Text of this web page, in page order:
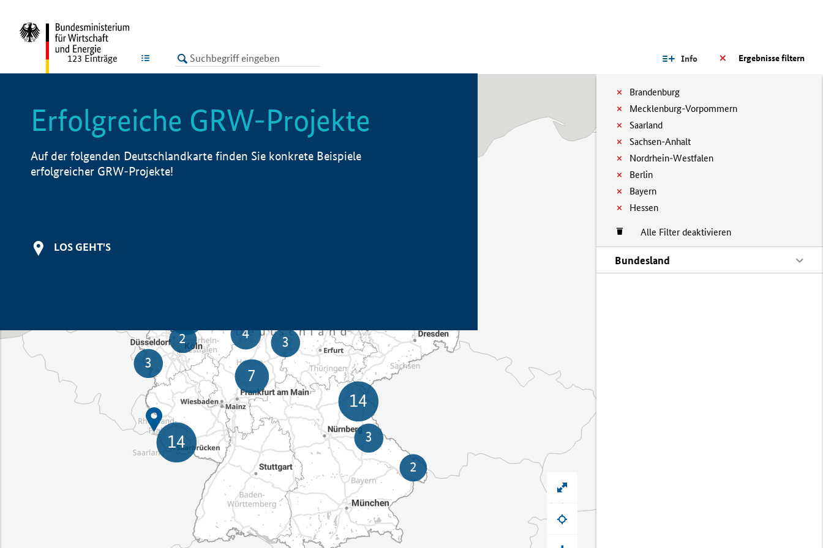
LISTE Ergebnisse filtern
Info
Brandenburg
Mecklenburg-Vorpommern
Saarland
Sachsen-Anhalt
Nordrhein-Westfalen
Berlin
Bayern
Hessen
Alle Filter deaktivieren
Bundesland
123 Einträge
Erfolgreiche GRW-Projekte
Auf der folgenden Deutschlandkarte finden Sie konkrete Beispiele
erfolgreicher GRW-Projekte!
LOS GEHT'S